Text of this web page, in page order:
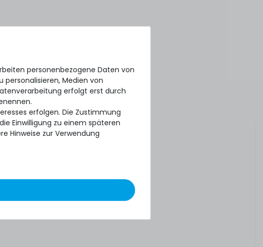
personenbezogene Daten von
personalisieren, Medien von
erfolgt erst durch
erfolgen. Die Zustimmung
Einwilligung zu einem späteren
Hinweise zur Verwendung